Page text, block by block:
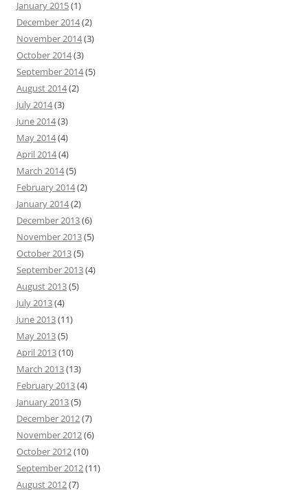
January 2015(1)
December 2014(2)
November 2014(3)
October 2014(3)
September 2014(5)
August 2014(2)
July 2014(3)
June 2014(3)
May 2014(4)
April 2014(4)
March 2014(5)
February 2014(2)
January 2014(2)
December 2013(6)
November 2013(5)
October 2013(5)
September 2013(4)
August 2013(5)
July 2013(4)
June 2013(11)
May 2013(5)
April 2013(10)
March 2013(13)
February 2013(4)
January 2013(5)
December 2012(7)
November 2012(6)
October 2012(10)
September 2012(11)
August 2012(7)